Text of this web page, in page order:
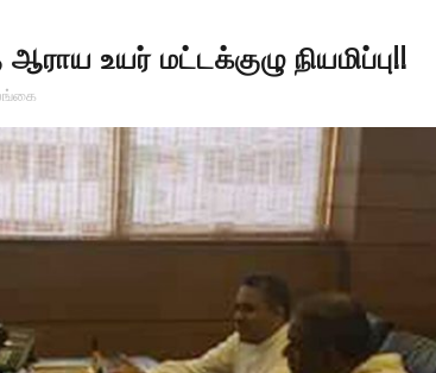
உயர் மட்டக்குழு நியமிப்பு!!